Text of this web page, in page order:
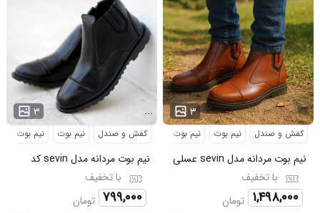
۳ ...
کفش و صندل نیم بوت نیم بوت
نیم بوت مردانه مدل sevin کد
6427 با تخفیف
۷۹۹,۰۰۰ تومان
۳
کفش و صندل نیم بوت نیم بوت مردانه
نیم بوت مردانه مدل sevin عسلی
کد 6426
با تخفیف
۱,۴۹۸,۰۰۰ تومان